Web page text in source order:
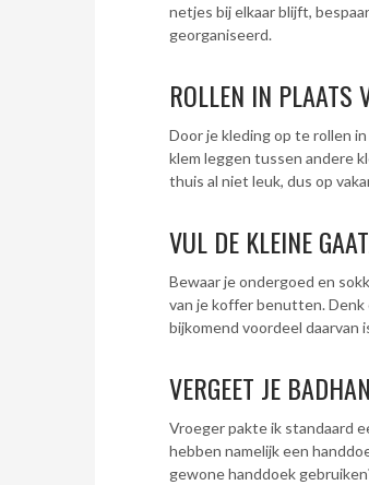
netjes bij elkaar blijft,
georganiseerd.
ROLLEN IN PLAATS
Door je kleding op te rollen
klem leggen tussen andere
thuis al niet leuk, dus op
VUL DE KLEINE
Bewaar je ondergoed en
van je koffer benutten. Denk
bijkomend voordeel daarvan
VERGEET JE
Vroeger pakte ik standaard
hebben namelijk een
gewone handdoek